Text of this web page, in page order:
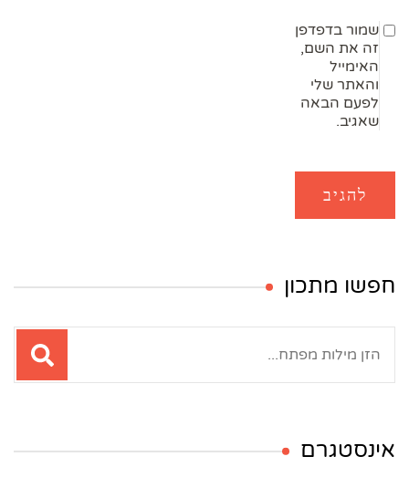
שמור בדפדפן
זה את השם,
האימייל
והאתר שלי
לפעם הבאה
שאגיב.
חפשו מתכון
אינסטגרם